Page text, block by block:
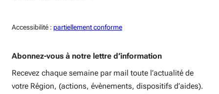
Accessibilité : Accessiblité:
partiellement conforme
Abonnez-vous à notre lettre d’information
Recevez chaque semaine par mail toute l’actualité de
votre Région, (actions, évènements, dispositifs d’aides).